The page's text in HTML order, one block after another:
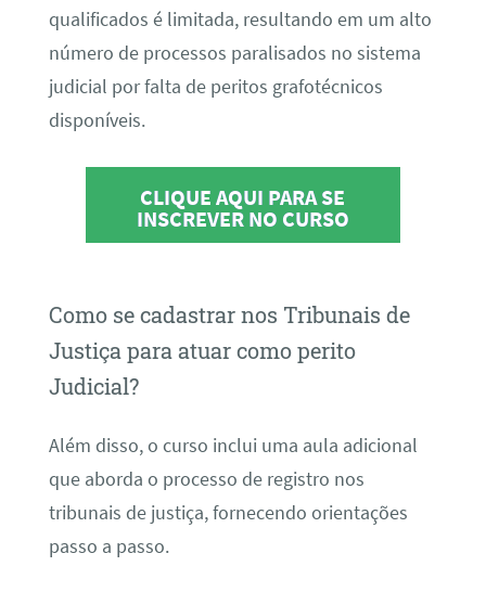
qualificados é limitada, resultando em um alto
número de processos paralisados no sistema
judicial por falta de peritos grafotécnicos
disponíveis.
CLIQUE AQUI PARA SE
INSCREVER NO CURSO
Como se cadastrar nos Tribunais de
Justiça para atuar como perito
Judicial?
Além disso, o curso inclui uma aula adicional
que aborda o processo de registro nos
tribunais de justiça, fornecendo orientações
passo a passo.